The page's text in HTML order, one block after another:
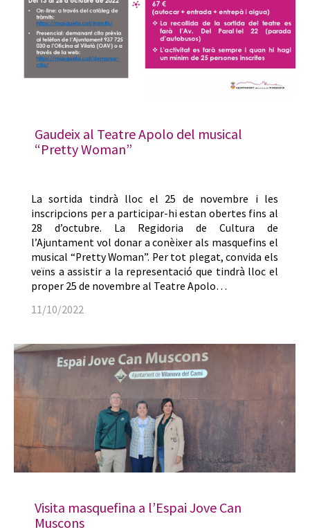
Gaudeix al Teatre Apolo del musical
“Pretty Woman”
La sortida tindrà lloc el 25 de novembre i les
inscripcions per a participar-hi estan obertes fins al
28 d’octubre. La Regidoria de Cultura de
l’Ajuntament vol donar a conèixer als masquefins el
musical “Pretty Woman”. Per tot plegat, convida els
veïns a assistir a la representació que tindrà lloc el
proper 25 de novembre al Teatre Apolo…
11/10/2022
Visita masquefina a l’Espai Jove Can
Muscons